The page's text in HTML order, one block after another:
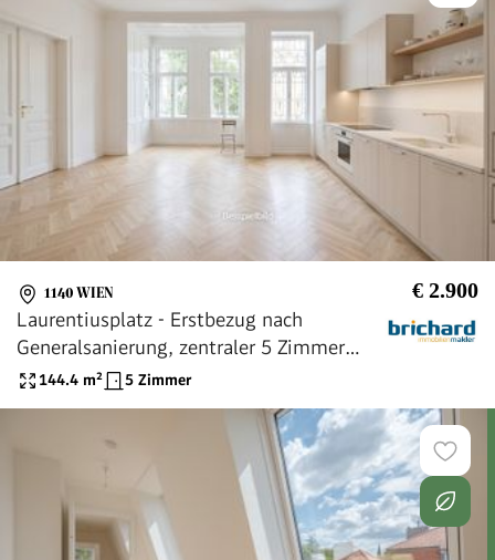
1140 WIEN € 2.900
Laurentiusplatz - Erstbezug nach
Generalsanierung, zentraler 5 Zimmer
Altbau
144.4 m² 5 Zimmer